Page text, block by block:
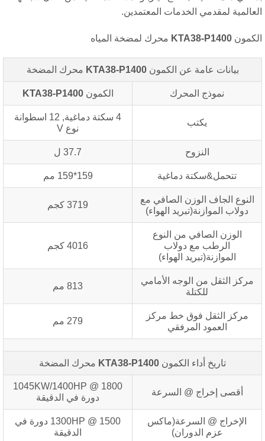
لمقدمي الخدمات المعتمدين.
KTA38-P1400 محرك لمضخة المياه
بيانات عامة عن الكمونKTA38-P1400 محرك المضخة
نموذج المحرك الكمونKTA38-P1400
يكتب
4 سكتة دماغية, 12 اسطوانة
نوع V
النزوح 37.7 ل
تتحمل&سكتة دماغية 159*159 مم
النوع الجاف الوزن الصافي مع
دولاب الموازنة(تبريد الهواء)
3719 كجم
الوزن الصافي من النوع
الرطب مع دولاب
الموازنة(تبريد الهواء)
4016 كجم
مركز الثقل من الوجه الأمامي
للكتلة
813 مم
مركز الثقل فوق خط مركز
العمود المرفقي
279 مم
تاريخ أداء الكمونKTA38-P1400 محرك المضخة
أقصى إخراج @ السرعة
1045KW/1400HP @ 1800
دورة في الدقيقة
الإخراج @ السرعة(ماكس
عزم الدوران)
1300 HP @
1500 دورة في
الدقيقة